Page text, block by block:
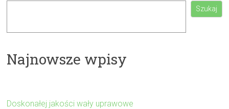
Szukaj
Najnowsze wpisy
Doskonałej jakości wały uprawowe